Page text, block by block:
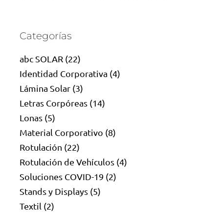
Categorías
abc SOLAR (22)
Identidad Corporativa (4)
Lámina Solar (3)
Letras Corpóreas (14)
Lonas (5)
Material Corporativo (8)
Rotulación (22)
Rotulación de Vehículos (4)
Soluciones COVID-19 (2)
Stands y Displays (5)
Textil (2)